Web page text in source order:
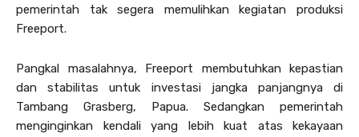
pemerintah tak segera memulihkan kegiatan produksi
Freeport.
Pangkal masalahnya, Freeport membutuhkan kepastian
dan stabilitas untuk investasi jangka panjangnya di
Tambang Grasberg, Papua. Sedangkan pemerintah
menginginkan kendali yang lebih kuat atas kekayaan